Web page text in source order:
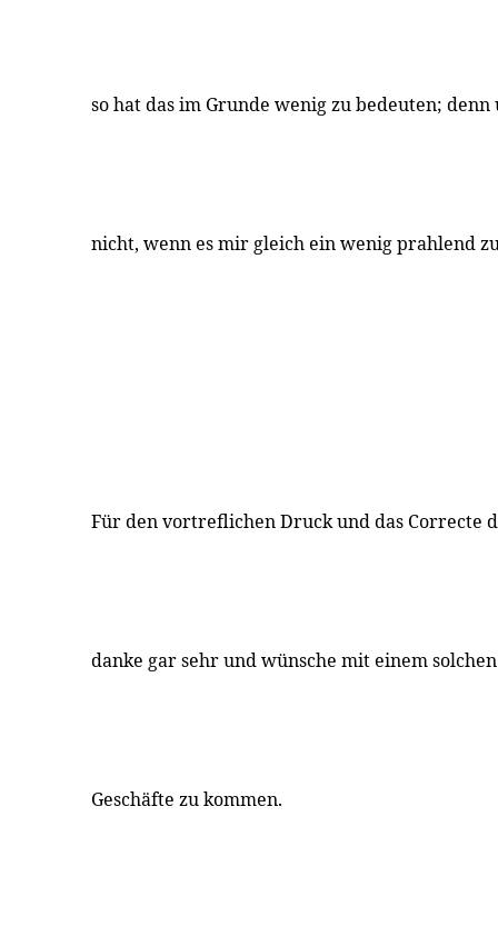
so hat das im Grunde wenig zu bedeuten;
nicht, wenn es mir gleich ein wenig prahlend
Für den vortreflichen Druck und das Correcte
danke gar sehr und wünsche mit einem
Geschäfte zu kommen.